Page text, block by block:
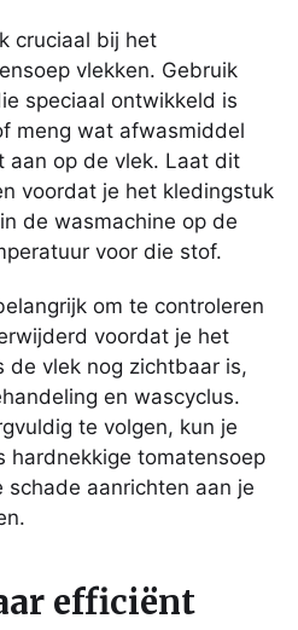
cruciaal bij het
vlekken. Gebruik
speciaal ontwikkeld is
meng wat afwasmiddel
aan op de vlek. Laat dit
voordat je het kledingstuk
de wasmachine op de
voor die stof.
om te controleren
voordat je het
de vlek nog zichtbaar is,
en wascyclus.
te volgen, kun je
hardnekkige tomatensoep
aanrichten aan je
efficiënt